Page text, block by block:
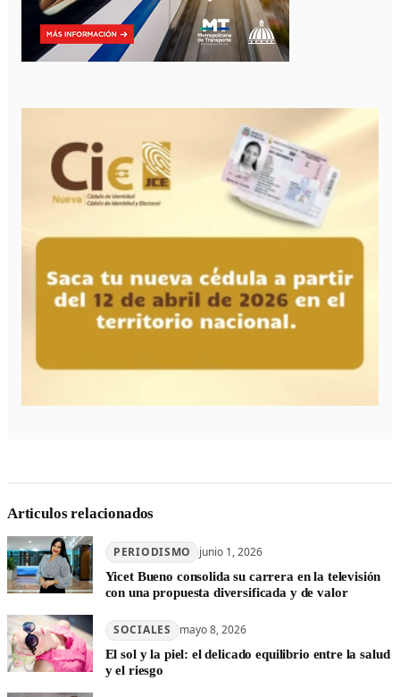
Articulos relacionados
PERIODISMO junio 1, 2026
Yicet Bueno consolida su carrera en la televisión
con una propuesta diversificada y de valor
SOCIALES mayo 8, 2026
El sol y la piel: el delicado equilibrio entre la salud
y el riesgo